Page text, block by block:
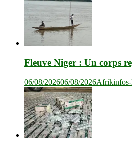
Fleuve Niger : Un corps
06/08/202606/08/2026